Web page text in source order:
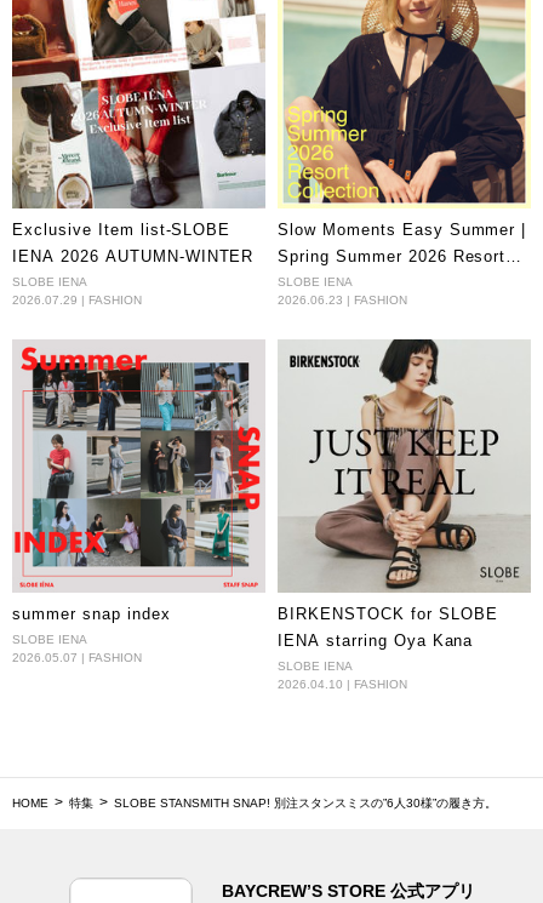
LE DENIMライトオンスクロップドシャツ
￥11,550(税込)
【BATTLE LAKE/バトルレイク】ウエストポーチ
￥8,580(税込)
aim/エイム サングラス holly HOLLY
￥3,190(税込) 80%OFF
#
Exclusive Item list-SLOBE
IENA 2026 AUTUMN-WINTER
SLOBE IENA
2026.07.29 | FASHION
Slow Moments Easy Summer |
Spring Summer 2026 Resort
Collection
SLOBE IENA
2026.06.23 | FASHION
summer snap index
SLOBE IENA
2026.05.07 | FASHION
BIRKENSTOCK for SLOBE
IENA starring Oya Kana
SLOBE IENA
2026.04.10 | FASHION
HOME 特集 SLOBE STANSMITH SNAP! 別注スタンスミスの”6人30様”の履き方。
BAYCREW’S STORE 公式アプリ